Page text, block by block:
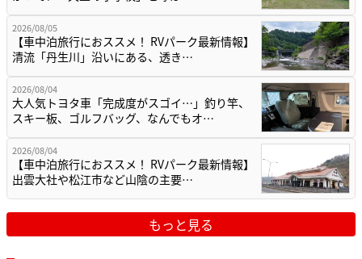
2026/08/05
【車中泊旅行におススメ！ RVパーク最新情報】
清流「丹生川」沿いにある、透き…
2026/08/04
大人気トヨタ車「完成度がスゴイ…」釣り竿、
スキー板、ゴルフバッグ、なんでもオ…
2026/08/04
【車中泊旅行におススメ！ RVパーク最新情報】
出雲大社や松江市など山陰の主要…
もっと見る